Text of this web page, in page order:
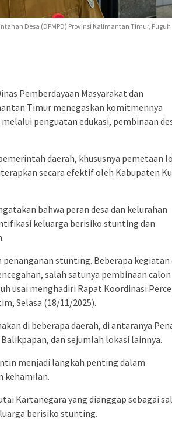
Desa (DPMPD) Provinsi Kalimantan Timur, Puguh
Pemberdayaan Masyarakat dan
Timur menegaskan komitmennya
penguatan edukasi, pembinaan
daerah, khususnya pemetaan
secara efektif oleh Kabupaten
bahwa peran desa dan kelurahan
keluarga berisiko stunting dan
stunting. Beberapa kegiatan
salah satunya pembinaan calon
usai menghadiri Rapat Koordinasi
Selasa (18/11/2025).
di beberapa daerah, di antaranya
dan sejumlah lokasi lainnya.
menjadi langkah penting dalam
kehamilan.
Kartanegara yang dianggap sebagai
berisiko stunting.